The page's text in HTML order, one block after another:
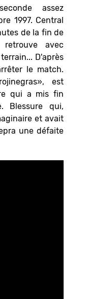
assez
1997. Central
de la fin de
avec
D'après
le match.
est
qui a mis fin
Blessure qui,
et avait
une défaite